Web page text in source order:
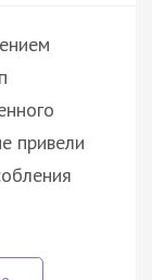
привели